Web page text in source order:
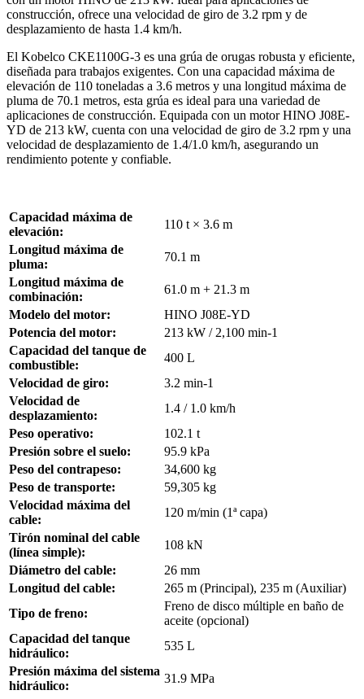
construcción, ofrece una velocidad de giro de 3.2 rpm y de
desplazamiento de hasta 1.4 km/h.
El Kobelco CKE1100G-3 es una grúa de orugas robusta y eficiente,
diseñada para trabajos exigentes. Con una capacidad máxima de
elevación de 110 toneladas a 3.6 metros y una longitud máxima de
pluma de 70.1 metros, esta grúa es ideal para una variedad de
aplicaciones de construcción. Equipada con un motor HINO J08E-
YD de 213 kW, cuenta con una velocidad de giro de 3.2 rpm y una
velocidad de desplazamiento de 1.4/1.0 km/h, asegurando un
rendimiento potente y confiable.
Capacidad máxima de
elevación:
110 t × 3.6 m
Longitud máxima de
pluma:
70.1 m
Longitud máxima de
combinación:
61.0 m + 21.3 m
Modelo del motor:
HINO J08E-YD
Potencia del motor:
213 kW / 2,100 min-1
Capacidad del tanque de
combustible:
400 L
Velocidad de giro:
3.2 min-1
Velocidad de
desplazamiento:
1.4 / 1.0 km/h
Peso operativo:
102.1 t
Presión sobre el suelo:
95.9 kPa
Peso del contrapeso:
34,600 kg
Peso de transporte:
59,305 kg
Velocidad máxima del
cable:
120 m/min (1ª capa)
Tirón nominal del cable
(línea simple):
108 kN
Diámetro del cable:
26 mm
Longitud del cable:
265 m (Principal), 235 m (Auxiliar)
Tipo de freno:
Freno de disco múltiple en baño de
aceite (opcional)
Capacidad del tanque
hidráulico:
535 L
Presión máxima del sistema
hidráulico:
31.9 MPa